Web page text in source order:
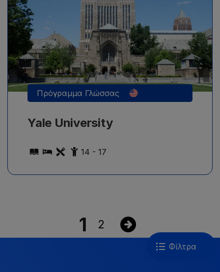
Φίλτρα
Πρόγραμμα Γλώσσας
Yale University
14 - 17
1 2